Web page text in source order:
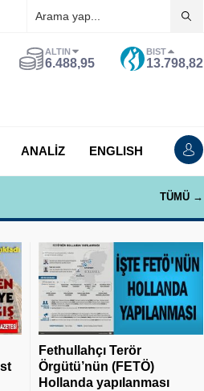
ALTIN
6.488,95
BIST
13.798,82
ANALİZ ENGLISH
TÜMÜ →
Fethullahçı Terör
Örgütü’nün (FETÖ)
Hollanda yapılanması